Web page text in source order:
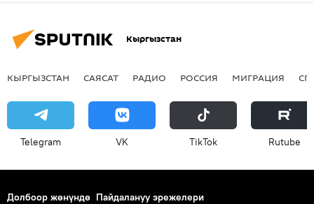
Кыргызстан
КЫРГЫЗСТАН САЯСАТ РАДИО РОССИЯ МИГРАЦИЯ
Telegram VK ТikТоk Rutube
Долбоор жөнүндө Пайдалануу эрежелери